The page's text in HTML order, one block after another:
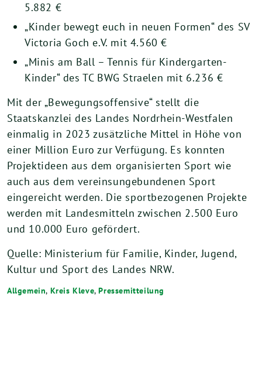
5.882 €
„Kinder bewegt euch in neuen Formen“ des SV
Victoria Goch e.V. mit 4.560 €
„Minis am Ball – Tennis für Kindergarten-
Kinder“ des TC BWG Straelen mit 6.236 €
Mit der „Bewegungsoffensive“ stellt die
Staatskanzlei des Landes Nordrhein-Westfalen
einmalig in 2023 zusätzliche Mittel in Höhe von
einer Million Euro zur Verfügung. Es konnten
Projektideen aus dem organisierten Sport wie
auch aus dem vereinsungebundenen Sport
eingereicht werden. Die sportbezogenen Projekte
werden mit Landesmitteln zwischen 2.500 Euro
und 10.000 Euro gefördert.
Quelle: Ministerium für Familie, Kinder, Jugend,
Kultur und Sport des Landes NRW.
Allgemein, Kreis Kleve,Pressemitteilung